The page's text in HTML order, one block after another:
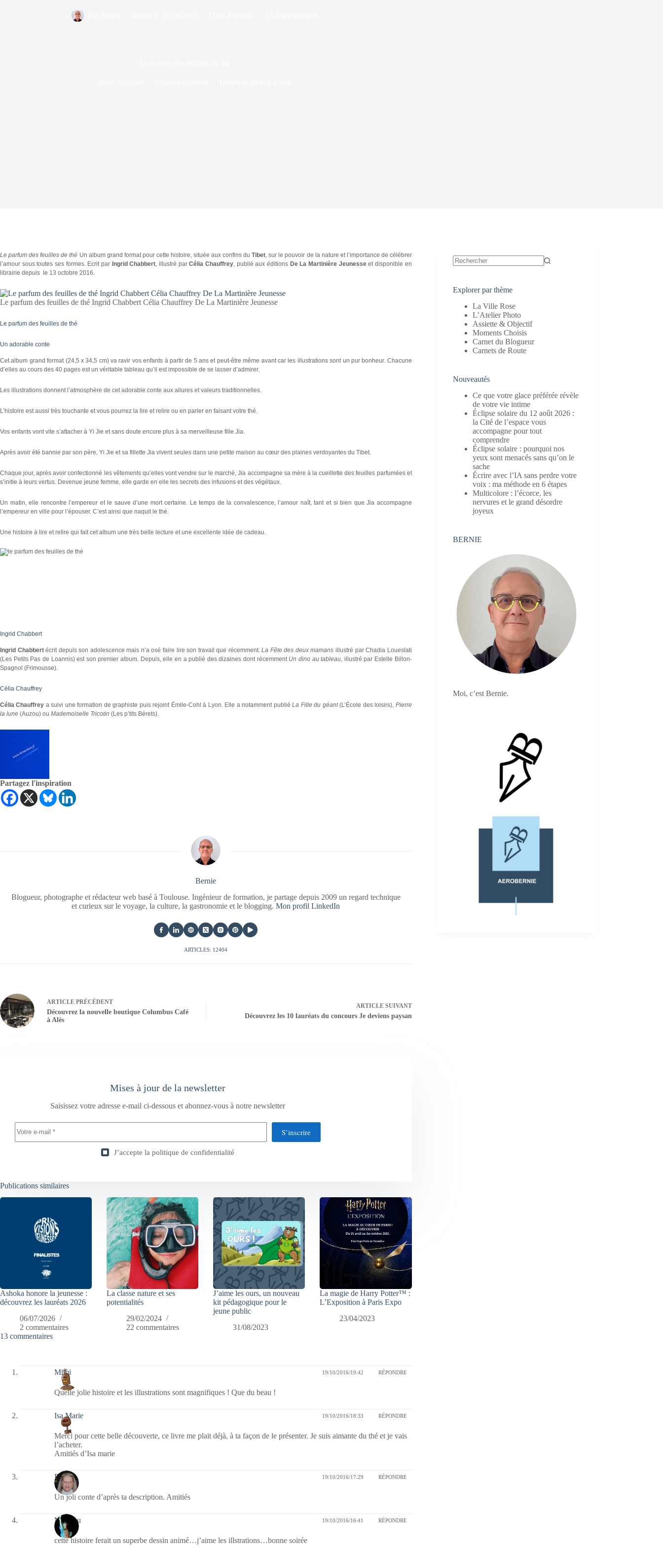
Le parfum des feuilles de thé Un album grand format pour cette histoire, située aux confins duTibet, sur le pouvoir de la nature et l’importance de célébrer
l’amour sous toutes ses formes. Ecrit par Ingrid Chabbert, illustré parCélia Chauffrey, publié aux éditions De La Martinière Jeunesseet disponible en
librairie depuis le 13 octobre 2016.
Le parfum des feuilles de thé Ingrid Chabbert Célia Chauffrey De La Martinière Jeunesse
Le parfum des feuilles de thé
Un adorable conte
Cet album grand format (24,5 x 34,5 cm) va ravir vos enfants à partir de 5 ans et peut-être même avant car les illustrations sont un pur bonheur. Chacune
d’elles au cours des 40 pages est un véritable tableau qu’il est impossible de se lasser d’admirer.
Les illustrations donnent l’atmosphère de cet adorable conte aux allures et valeurs traditionnelles.
L’histoire est aussi très touchante et vous pourrez la lire et relire ou en parler en faisant votre thé.
Vos enfants vont vite s’attacher à Yi Jie et sans doute encore plus à sa merveilleuse fille Jia.
Après avoir été bannie par son père, Yi Jie et sa fillette Jia vivent seules dans une petite maison au cœur des plaines verdoyantes du Tibet.
Chaque jour, après avoir confectionné les vêtements qu’elles vont vendre sur le marché, Jia accompagne sa mère à la cueillette des feuilles parfumées et
s’initie à leurs vertus. Devenue jeune femme, elle garde en elle les secrets des infusions et des végétaux.
Un matin, elle rencontre l’empereur et le sauve d’une mort certaine. Le temps de la convalescence, l’amour naît, tant et si bien que Jia accompagne
l’empereur en ville pour l’épouser. C’est ainsi que naquit le thé.
Une histoire à lire et relire qui fait cet album une très belle lecture et une excellente idée de cadeau.
Ingrid Chabbert
Ingrid Chabbertécrit depuis son adolescence mais n’a osé faire lire son travail que récemment.La Fête des deux mamansillustré par Chadia Loueslati
(Les Petits Pas de Loannis) est son premier album. Depuis, elle en a publié des dizaines dont récemment Un dino au tableau, illustré par Estelle Billon-
Spagnol (Frimousse).
Célia Chauffrey
Célia Chauffrey a suivi une formation de graphiste puis rejoint Émile-Cohl à Lyon. Elle a notamment publiéLa Fille du géant(L’École des loisirs), Pierre
la lune (Auzou) ou Mademoiselle Tricotin (Les p’tits Bérets).
Partagez l'inspiration
Bernie
Blogueur, photographe et rédacteur web basé à Toulouse. Ingénieur de formation, je partage depuis 2009 un regard technique
et curieux sur le voyage, la culture, la gastronomie et le blogging.Mon profil LinkedIn
ARTICLES: 12404
ARTICLE PRÉCÉDENT
Découvrez la nouvelle boutique Columbus Café
à Alès
ARTICLESUIVANT
Découvrez les 10 lauréats du concours Je deviens paysan
Mises à jour de la newsletter
Saisissez votre adresse e-mail ci-dessous et abonnez-vous à notre newsletter
S’inscrire
J’accepte la politique de confidentialité
Publications similaires
Ashoka honore la jeunesse :
découvrez les lauréats 2026
06/07/2026
2 commentaires
La classe nature et ses
potentialités
29/02/2024
22 commentaires
J’aime les ours, un nouveau
kit pédagogique pour le
jeune public
31/08/2023
La magie de Harry Potter™ :
L’Exposition à Paris Expo
23/04/2023
13 commentaires
Mimi 19/10/2016/19:42 RÉPONDRE
Quelle jolie histoire et les illustrations sont magnifiques ! Que du beau !
Isa Marie 19/10/2016/18:33 RÉPONDRE
Merci pour cette belle découverte, ce livre me plait déjà, à ta façon de le présenter. Je suis aimante du thé et je vais
l’acheter.
Amitiés d’Isa marie
Renee 19/10/2016/17:29 RÉPONDRE
Un joli conte d’après ta description. Amitiés
Marylou 19/10/2016/16:41 RÉPONDRE
cette histoire ferait un superbe dessin animé…j’aime les illstrations…bonne soirée
Explorer par thème
La Ville Rose
L’Atelier Photo
Assiette & Objectif
Moments Choisis
Carnet du Blogueur
Carnets de Route
Nouveautés
Ce que votre glace préférée révèle
de votre vie intime
Éclipse solaire du 12 août 2026 :
la Cité de l’espace vous
accompagne pour tout
comprendre
Éclipse solaire : pourquoi nos
yeux sont menacés sans qu’on le
sache
Écrire avec l’IA sans perdre votre
voix : ma méthode en 6 étapes
Multicolore : l’écorce, les
nervures et le grand désordre
joyeux
BERNIE
Moi, c’est Bernie.